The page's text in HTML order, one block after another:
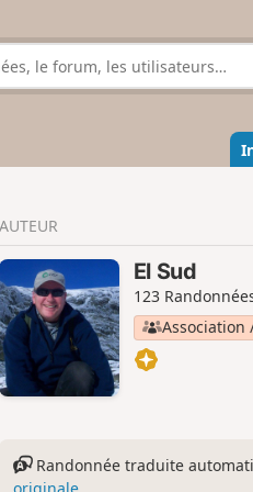
AUTEUR
El Sud
123
Association
Randonnée traduite
originale